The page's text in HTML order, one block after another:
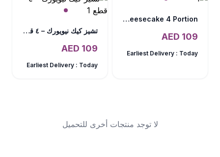
Elegant Baked Cheesecake 4 Portion
109
Earliest Delivery : Today
تشيز كيك نيويورك – ٤ قطع
109
Earliest Delivery : Today
لا توجد منتجات أخرى للتحميل